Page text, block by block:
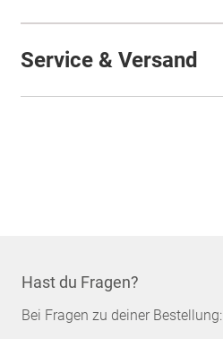
Service & Versand
Hast du Fragen?
Bei Fragen zu deiner Bestellung: